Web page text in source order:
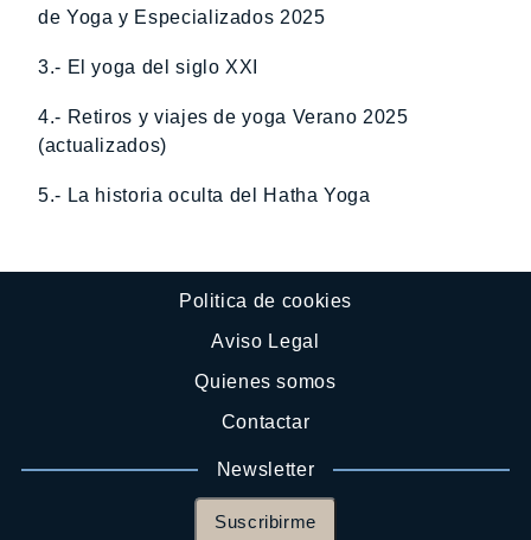
de Yoga y Especializados 2025
3.- El yoga del siglo XXI
4.- Retiros y viajes de yoga Verano 2025
(actualizados)
5.- La historia oculta del Hatha Yoga
Politica de cookies
Aviso Legal
Quienes somos
Contactar
Newsletter
Suscribirme